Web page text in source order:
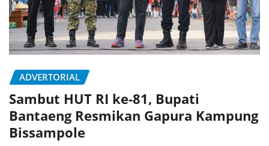
ADVERTORIAL
Sambut HUT RI ke-81, Bupati
Bantaeng Resmikan Gapura Kampung
Bissampole